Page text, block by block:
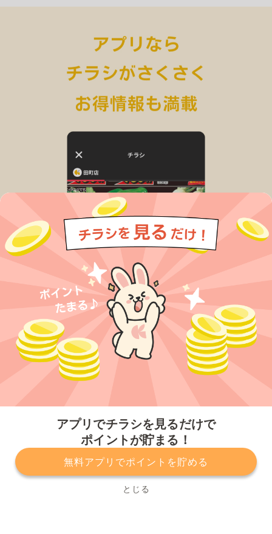
アプリでチラシを見るだけで
ポイントが貯まる！
無料アプリでポイントを貯める
とじる
プライバシーポリシー 利用規約
運営会社
サービスに関してのお問い合わせ